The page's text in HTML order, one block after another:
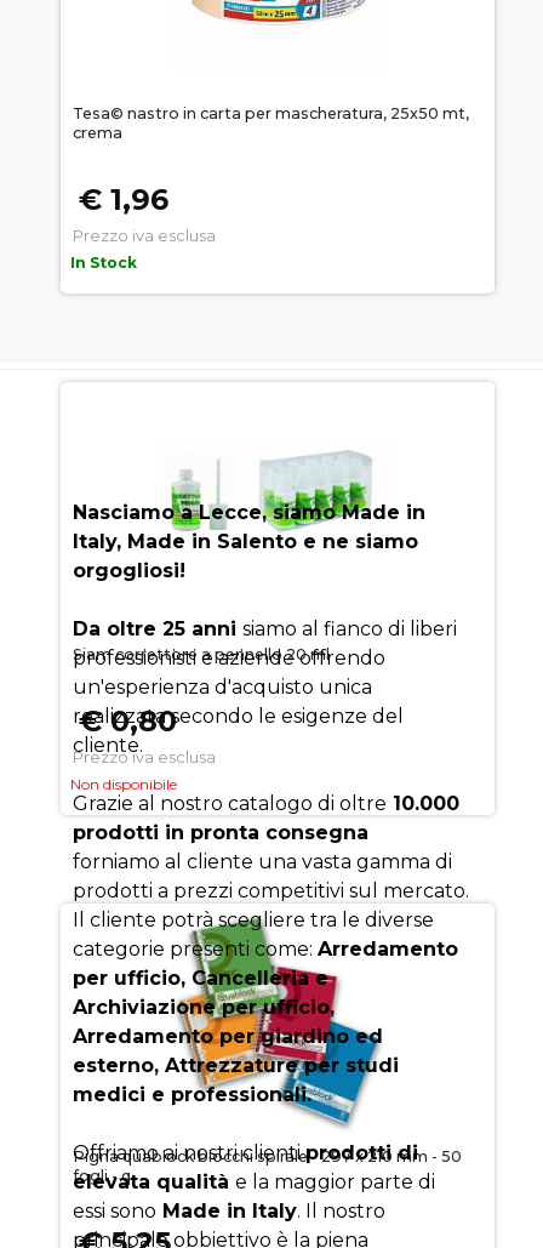
Tesa© nastro in carta per mascheratura, 25x50 mt,
crema
€ 1,96
Prezzo iva esclusa
In Stock
Siam correttore a pennello 20 ml
€ 0,80
Prezzo iva esclusa
Non disponibile
Pigna quablock blocchi spirale - 297 x 210 mm - 50
fogli - q
SUCCESSO
Nasciamo a Lecce, siamo Made in
Italy, Made in Salento e ne siamo
orgogliosi!
Da oltre 25 anni siamo al fianco di liberi
professionisti e aziende offrendo
un'esperienza d'acquisto unica
realizzata secondo le esigenze del
cliente.
Grazie al nostro catalogo di oltre 10.000
prodotti in pronta consegna
forniamo al cliente una vasta gamma di
prodotti a prezzi competitivi sul mercato.
Il cliente potrà scegliere tra le diverse
categorie presenti come: Arredamento
per ufficio, Cancelleria e
Archiviazione per ufficio,
Arredamento per giardino ed
esterno, Attrezzature per studi
medici e professionali.
Offriamo ai nostri clientiprodotti di
elevata qualità e la maggior parte di
essi sono Made in Italy. Il nostro
principale obbiettivo è la piena